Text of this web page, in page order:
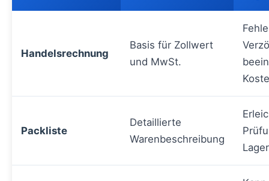
Handelsrechnung
Basis für Zollwert
und MwSt.
Packliste
Detaillierte
Warenbeschreibung